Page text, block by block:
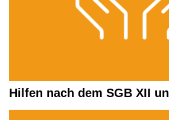
Hilfen nach dem SGB XII